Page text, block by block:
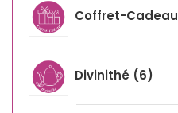
Coffret-Cadeau
Divinithé 6